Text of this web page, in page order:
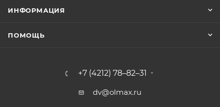
ИНФОРМАЦИЯ
ПОМОЩЬ
+7 (4212) 78–82–31
dv@olmax.ru